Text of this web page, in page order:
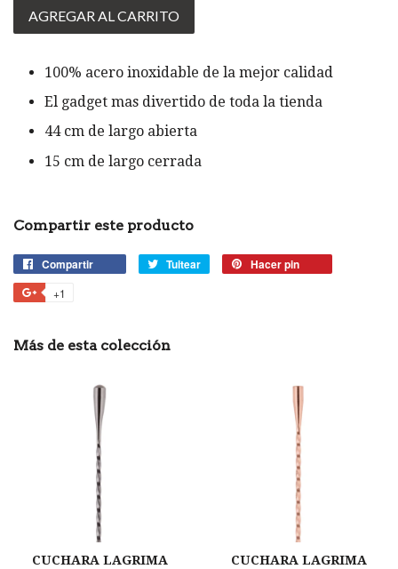
AGREGAR AL CARRITO
100% acero inoxidable de la mejor calidad
El gadget mas divertido de toda la tienda
44 cm de largo abierta
15 cm de largo cerrada
Compartir este producto
Compartir
Compartir
Tuitear
Tuitear Hacer pin
+1
Plus
Más de esta colección
CUCHARA LAGRIMA
CUCHARA LAGRIMA